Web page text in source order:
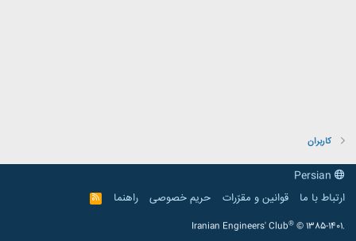
کاربران
ارتباط با ما
قوانین و مقرّرات حریم خصوصی راهنما
R
S
Iranian Engineers' Club® © 1385-1401.